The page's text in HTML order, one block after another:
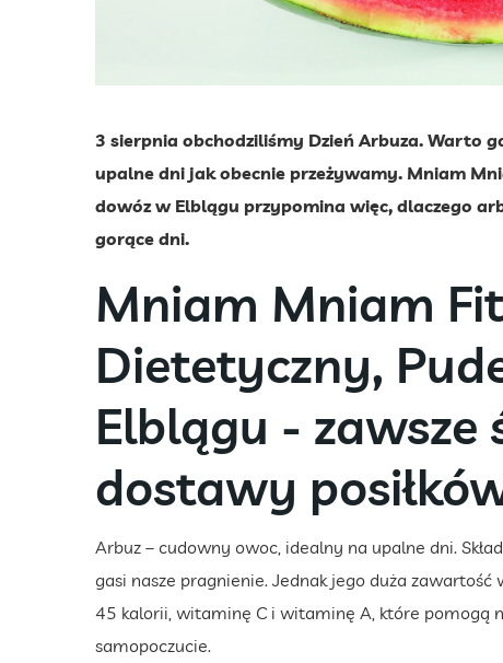
3 sierpnia obchodziliśmy Dzień Arbuza. Warto
upalne dni jak obecnie przeżywamy. Mniam
dowóz w Elblągu przypomina więc, dlaczego
gorące dni.
Mniam Mniam
Dietetyczny,
Elblągu - zawsze
dostawy
Arbuz – cudowny owoc, idealny na upalne dni.
gasi nasze pragnienie. Jednak jego duża
45 kalorii, witaminę C i witaminę A, które pomogą
samopoczucie.